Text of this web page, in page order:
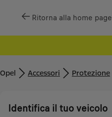
Ritorna alla home page
Opel Accessori Protezione
Identifica il tuo veicolo